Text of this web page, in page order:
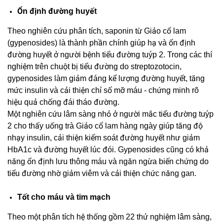
Ổn định đường huyết
Theo nghiên cứu phân tích, saponin từ Giảo cổ lam
(gypenosides) là thành phần chính giúp hạ và ổn định
đường huyết ở người bệnh tiểu đường tuýp 2. Trong các thí
nghiệm trên chuột bị tiểu đường do streptozotocin,
gypenosides làm giảm đáng kể lượng đường huyết, tăng
mức insulin và cải thiện chỉ số mỡ máu - chứng minh rõ
hiệu quả chống đái tháo đường.
Một nghiên cứu lâm sàng nhỏ ở người mắc tiểu đường tuýp
2 cho thấy uống trà Giảo cổ lam hàng ngày giúp tăng độ
nhạy insulin, cải thiện kiểm soát đường huyết như giảm
HbA1c và đường huyết lúc đói. Gypenosides cũng có khả
năng ổn định lưu thông máu và ngăn ngừa biến chứng do
tiểu đường nhờ giảm viêm và cải thiện chức năng gan.
Tốt cho máu và tim mạch
Theo một phân tích hệ thống gồm 22 thử nghiệm lâm sàng,